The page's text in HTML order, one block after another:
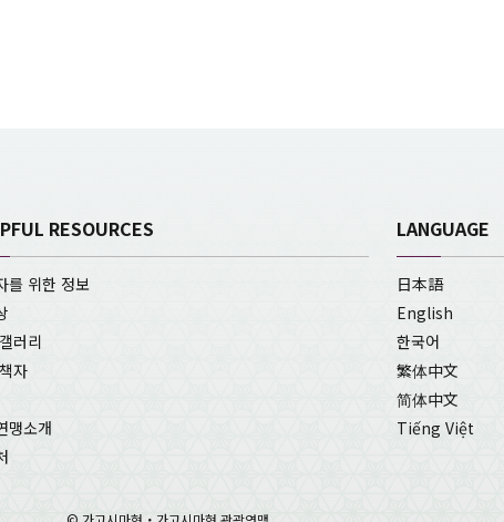
RESOURCES
를 위한 정보
러리
자
맹소개
LANGUAGE
日本語
English
한국어
繁体中文
简体中文
Tiếng Việt